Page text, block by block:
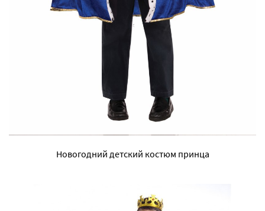
Новогодний детский костюм принца